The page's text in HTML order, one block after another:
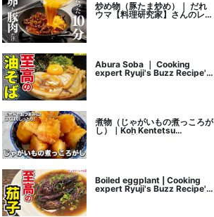
炒め物（豚たま炒め）｜ だれ
ウマ【料理研究家】さんのレシ
Abura Soba ｜ Cooking
expert Ryuji's Buzz Recipe's
recipe transcription
煮物（じゃがいもの煮っころが
し）｜Koh Kentetsu
Boiled eggplant | Cooking
expert Ryuji's Buzz Recipe's
recipe transcription